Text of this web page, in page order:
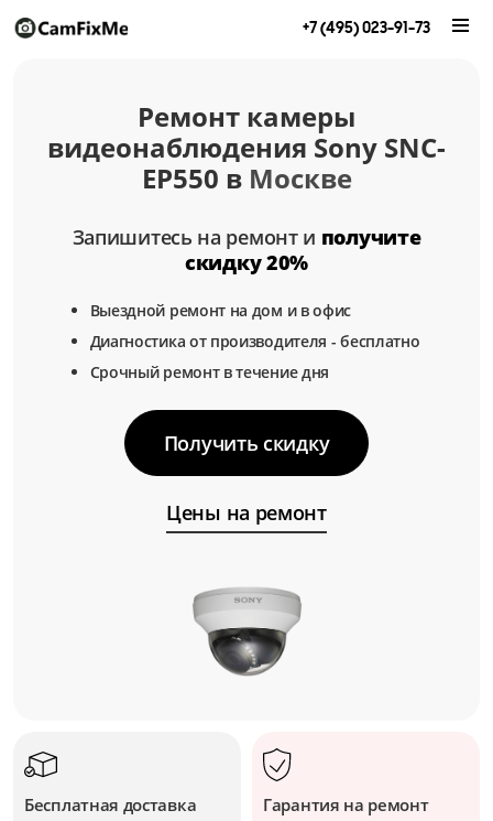
+7 (495) 023-91-73
Ремонт камеры
видеонаблюдения Sony SNC-
EP550 в Москве
Запишитесь на ремонт и получите
скидку 20%
Выездной ремонт на дом и в офис
Диагностика от производителя - бесплатно
Срочный ремонт в течение дня
Получить скидку
Цены на ремонт
Бесплатная доставка Гарантия на ремонт